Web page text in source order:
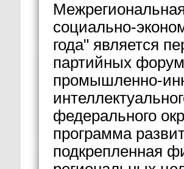
социально-
года" является
партийных
промышленно-
федерального
программа
подкрепленная